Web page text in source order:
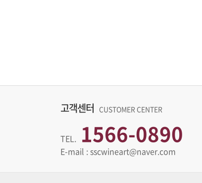
고객센터 CUSTOMER CENTER
TEL. 1566-0890
E-mail : sscwineart@naver.com